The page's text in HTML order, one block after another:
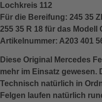
Lochkreis 112
Für die Bereifung: 245 35
255 35 R 18 für das Modell
Artikelnummer: A203 401
Diese Original Mercedes
mehr im Einsatz gewesen.
Technisch natürlich in
Felgen laufen natürlich